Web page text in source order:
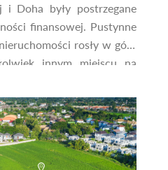
i Doha były postrzegane
finansowej. Pustynne
rosły w górę
innym miejscu na
dolarów globalnego
przyniósł brutalną
quo. Wojna na Bliskim
się na państwa Zatoki
bezpośrednie ataki na